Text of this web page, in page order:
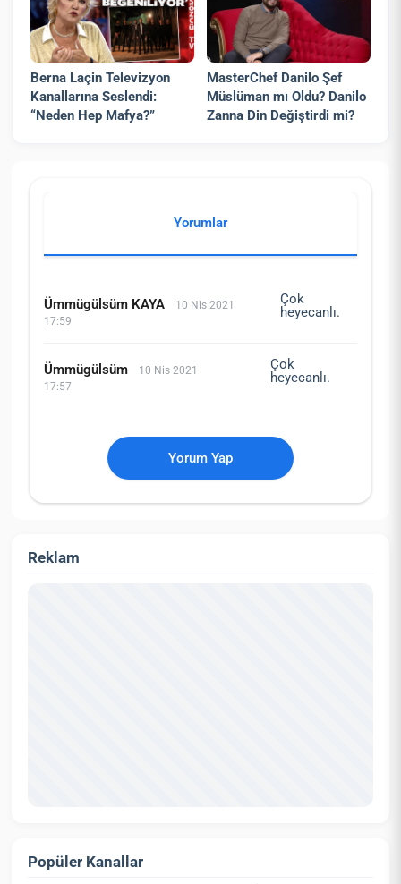
Berna Laçin Televizyon
Kanallarına Seslendi:
“Neden Hep Mafya?”
MasterChef Danilo Şef
Müslüman mı Oldu? Danilo
Zanna Din Değiştirdi mi?
Yorumlar
Ümmügülsüm KAYA
10 Nis 2021
17:59
Çok
heyecanlı.
Ümmügülsüm
10 Nis 2021
17:57
Çok
heyecanlı.
Yorum Yap
Reklam
Popüler Kanallar